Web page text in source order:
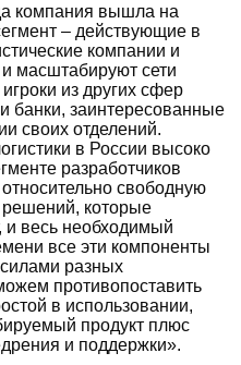
компания вышла на
– действующие в
компании и
масштабируют сети
из других сфер
банки, заинтересованные
своих отделений.
в России высоко
разработчиков
свободную
которые
и весь необходимый
все эти компоненты
разных
противопоставить
в использовании,
продукт плюс
и поддержки».